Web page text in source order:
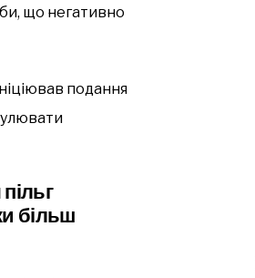
що негативно
подання
більш